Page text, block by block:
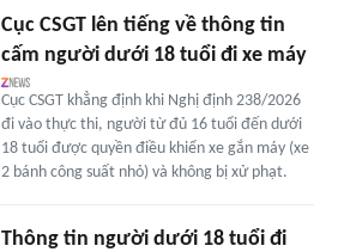
Cục CSGT lên tiếng về thông tin
cấm người dưới 18 tuổi đi xe máy
Cục CSGT khẳng định khi Nghị định 238/2026
đi vào thực thi, người từ đủ 16 tuổi đến dưới
18 tuổi được quyền điều khiển xe gắn máy (xe
2 bánh công suất nhỏ) và không bị xử phạt.
Thông tin người dưới 18 tuổi đi